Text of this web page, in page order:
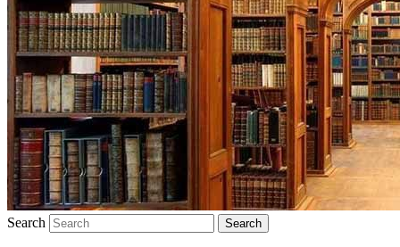
Search